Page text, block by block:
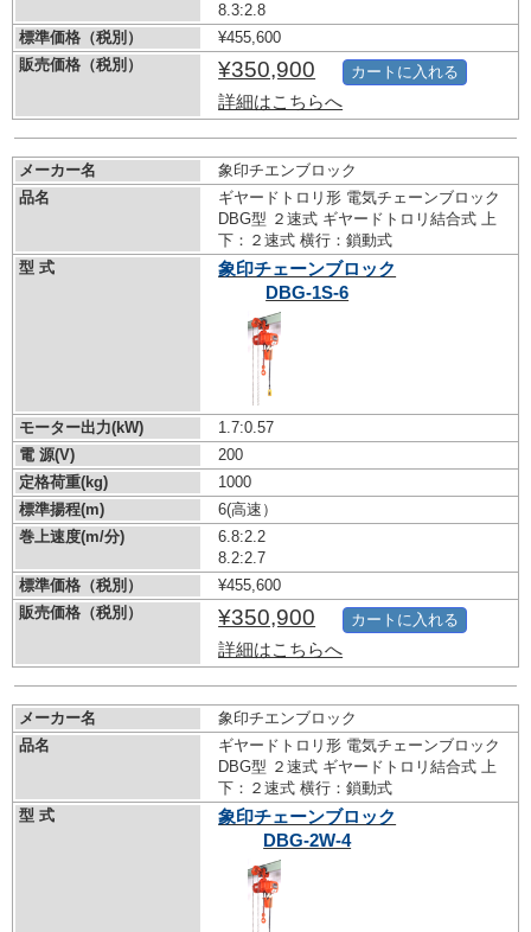
8.3:2.8
標準価格（税別）
¥455,600
販売価格（税別）
¥350,900
詳細はこちらへ
カートに入れる
メーカー名
象印チエンブロック
品名
ギヤードトロリ形 電気チェーンブロック
DBG型 ２速式 ギヤードトロリ結合式 上
下：２速式 横行：鎖動式
型 式
象印チェーンブロック
DBG-1S-6
モーター出力(kW)
1.7:0.57
電 源(V)
200
定格荷重(kg)
1000
標準揚程(m)
6(高速）
巻上速度(m/分)
6.8:2.2
8.2:2.7
標準価格（税別）
¥455,600
販売価格（税別）
¥350,900
詳細はこちらへ
カートに入れる
メーカー名
象印チエンブロック
品名
ギヤードトロリ形 電気チェーンブロック
DBG型 ２速式 ギヤードトロリ結合式 上
下：２速式 横行：鎖動式
型 式
象印チェーンブロック
DBG-2W-4